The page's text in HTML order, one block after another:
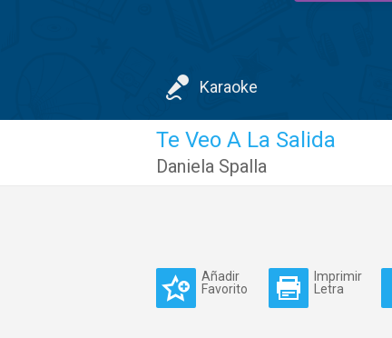
Karaoke
Te Veo A La Salida
Daniela Spalla
Añadir
Favorito
Imprimir
Letra